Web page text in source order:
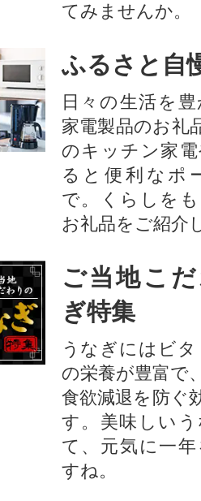
てみませんか。
ふるさと自
日々の生活を
家電製品のお礼
のキッチン家
ると便利なポ
で。くらしを
お礼品をご紹介
ご当地こ
ぎ特集
うなぎにはビ
の栄養が豊富で
食欲減退を防ぐ
す。美味しい
て、元気に一
すね。